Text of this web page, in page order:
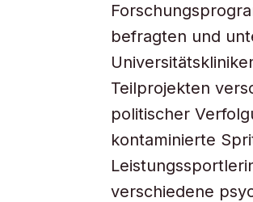
befragten und
Teilprojekten
politischer
kontaminierte
verschiedene